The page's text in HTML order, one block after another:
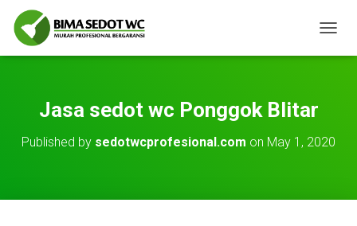
O
A
Jasa sedot wc Ponggok Blitar
Published by sedotwcprofesional.com on May 1, 2020